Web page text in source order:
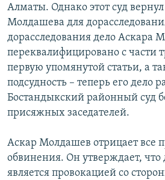
Алматы. Однако этот суд
Молдашева для
дорасследования дело Аскара
переквалифицировано с части
первую упомянутой статьи, а
подсудность – теперь его дело
Бостандыкский районный суд
присяжных заседателей.
Аскар Молдашев отрицает все
обвинения. Он утверждает, что
является провокацией со